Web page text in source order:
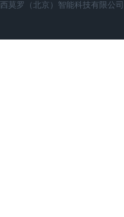
西莫罗（北京）智能科技有限公